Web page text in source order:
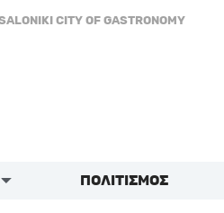
CITY OF GASTRONOMY
ΠΟΛΙΤΙΣΜΟΣ